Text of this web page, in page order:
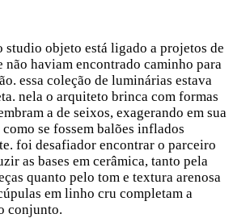
studio objeto está ligado a projetos de
não haviam encontrado caminho para
essa coleção de luminárias estava
nela o arquiteto brinca com formas
a de seixos, exagerando em sua
se fossem balões inflados
foi desafiador encontrar o parceiro
as bases em cerâmica, tanto pela
quanto pelo tom e textura arenosa
em linho cru completam a
conjunto.